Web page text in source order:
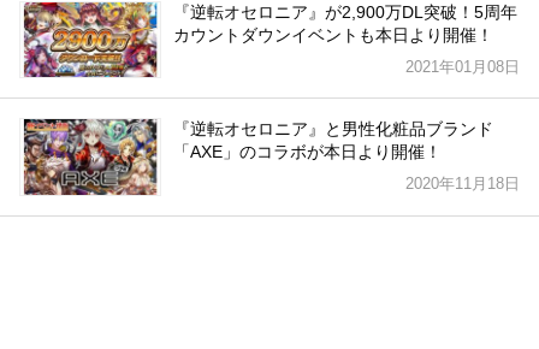
『逆転オセロニア』が2,900万DL突破！5周年
カウントダウンイベントも本日より開催！
2021年01月08日
『逆転オセロニア』と男性化粧品ブランド
「AXE」のコラボが本日より開催！
2020年11月18日